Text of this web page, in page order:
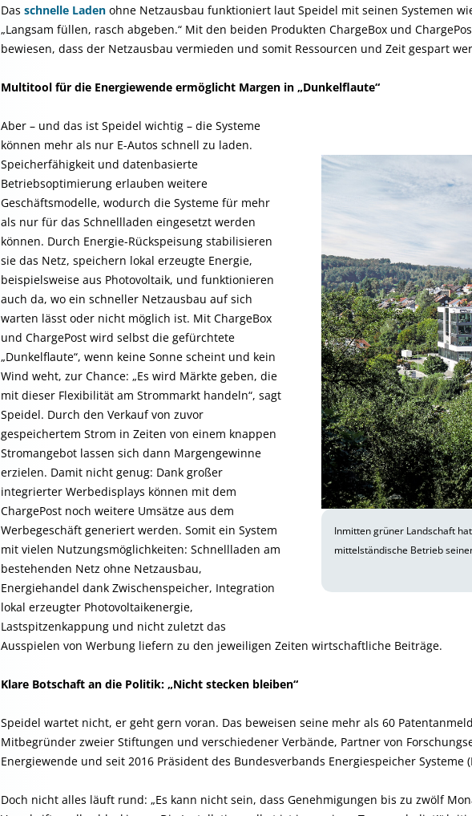
Das schnelle Laden ohne Netzausbau funktioniert laut Speidel mit seinen Systemen
„Langsam füllen, rasch abgeben.“ Mit den beiden Produkten ChargeBox und
bewiesen, dass der Netzausbau vermieden und somit Ressourcen und Zeit gespart
Multitool für die Energiewende ermöglicht Margen in „Dunkelflaute“
Inmitten grüner Landschaft
mittelständische Betrieb
Aber – und das ist Speidel wichtig – die Systeme
können mehr als nur E-Autos schnell zu laden.
Speicherfähigkeit und datenbasierte
Betriebsoptimierung erlauben weitere
Geschäftsmodelle, wodurch die Systeme für mehr
als nur für das Schnellladen eingesetzt werden
können. Durch Energie-Rückspeisung stabilisieren
sie das Netz, speichern lokal erzeugte Energie,
beispielsweise aus Photovoltaik, und funktionieren
auch da, wo ein schneller Netzausbau auf sich
warten lässt oder nicht möglich ist. Mit ChargeBox
und ChargePost wird selbst die gefürchtete
„Dunkelflaute“, wenn keine Sonne scheint und kein
Wind weht, zur Chance: „Es wird Märkte geben, die
mit dieser Flexibilität am Strommarkt handeln“, sagt
Speidel. Durch den Verkauf von zuvor
gespeichertem Strom in Zeiten von einem knappen
Stromangebot lassen sich dann Margengewinne
erzielen. Damit nicht genug: Dank großer
integrierter Werbedisplays können mit dem
ChargePost noch weitere Umsätze aus dem
Werbegeschäft generiert werden. Somit ein System
mit vielen Nutzungsmöglichkeiten: Schnellladen am
bestehenden Netz ohne Netzausbau,
Energiehandel dank Zwischenspeicher, Integration
lokal erzeugter Photovoltaikenergie,
Lastspitzenkappung und nicht zuletzt das
Ausspielen von Werbung liefern zu den jeweiligen Zeiten wirtschaftliche Beiträge.
Klare Botschaft an die Politik: „Nicht stecken bleiben“
Speidel wartet nicht, er geht gern voran. Das beweisen seine mehr als 60
Mitbegründer zweier Stiftungen und verschiedener Verbände, Partner von
Energiewende und seit 2016 Präsident des Bundesverbands Energiespeicher Systeme
Doch nicht alles läuft rund: „Es kann nicht sein, dass Genehmigungen bis zu zwölf